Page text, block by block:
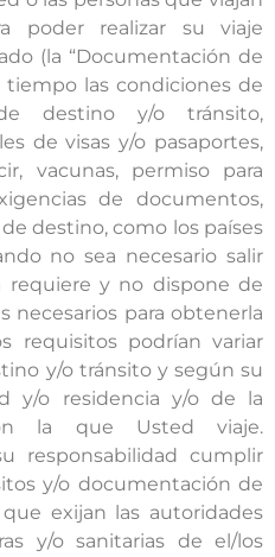
poder realizar su viaje
(la “Documentación de
tiempo las condiciones de
destino y/o tránsito,
de visas y/o pasaportes,
vacunas, permiso para
de documentos,
destino, como los países
no sea necesario salir
requiere y no dispone de
necesarios para obtenerla
requisitos podrían variar
y/o tránsito y según su
y/o residencia y/o de la
la que Usted viaje.
responsabilidad cumplir
y/o documentación de
exijan las autoridades
y/o sanitarias de el/los